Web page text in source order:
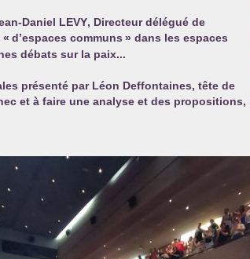
Daniel LEVY, Directeur délégué de
« d’espaces communs » dans les espaces
débats sur la paix...
présenté par Léon Deffontaines, tête de
et à faire une analyse et des